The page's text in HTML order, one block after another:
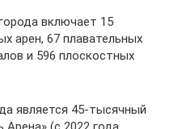
включает 15
арен, 67 плавательных
и 596 плоскостных
является 45-тысячный